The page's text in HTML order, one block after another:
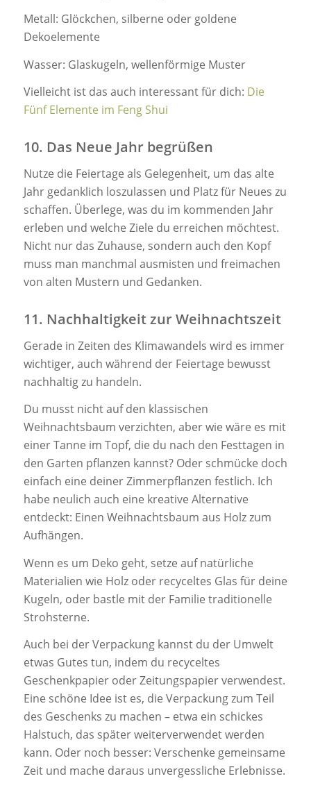
Metall: Glöckchen, silberne oder goldene
Dekoelemente
Wasser: Glaskugeln, wellenförmige Muster
Vielleicht ist das auch interessant für dich: Die
Fünf Elemente im Feng Shui
10. Das Neue Jahr begrüßen
Nutze die Feiertage als Gelegenheit, um das alte
Jahr gedanklich loszulassen und Platz für Neues zu
schaffen. Überlege, was du im kommenden Jahr
erleben und welche Ziele du erreichen möchtest.
Nicht nur das Zuhause, sondern auch den Kopf
muss man manchmal ausmisten und freimachen
von alten Mustern und Gedanken.
11. Nachhaltigkeit zur Weihnachtszeit
Gerade in Zeiten des Klimawandels wird es immer
wichtiger, auch während der Feiertage bewusst
nachhaltig zu handeln.
Du musst nicht auf den klassischen
Weihnachtsbaum verzichten, aber wie wäre es mit
einer Tanne im Topf, die du nach den Festtagen in
den Garten pflanzen kannst? Oder schmücke doch
einfach eine deiner Zimmerpflanzen festlich. Ich
habe neulich auch eine kreative Alternative
entdeckt: Einen Weihnachtsbaum aus Holz zum
Aufhängen.
Wenn es um Deko geht, setze auf natürliche
Materialien wie Holz oder recyceltes Glas für deine
Kugeln, oder bastle mit der Familie traditionelle
Strohsterne.
Auch bei der Verpackung kannst du der Umwelt
etwas Gutes tun, indem du recyceltes
Geschenkpapier oder Zeitungspapier verwendest.
Eine schöne Idee ist es, die Verpackung zum Teil
des Geschenks zu machen – etwa ein schickes
Halstuch, das später weiterverwendet werden
kann. Oder noch besser: Verschenke gemeinsame
Zeit und mache daraus unvergessliche Erlebnisse.